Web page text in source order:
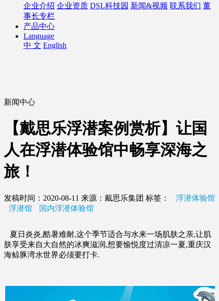
企业介绍 企业资质 DSL科技园 新闻&视频 联系我们 董
事长专栏
产品中心
Language
中 文 English
新闻中心
【戴思乐浮潜案例赏析】让国
人在浮潜体验馆中畅享深海之
旅！
发稿时间：2020-08-11 来源：戴思乐集团 标签：
浮潜体验馆
浮潜馆
国内浮潜体验馆
夏日炎炎,酷暑难耐,这个季节适合与水来一场肌肤之亲,让肌
肤享受来自大自然的冰爽滋润,想要愉悦度过清凉一夏,重庆汉
海鲸豚湾水世界必须要打卡.